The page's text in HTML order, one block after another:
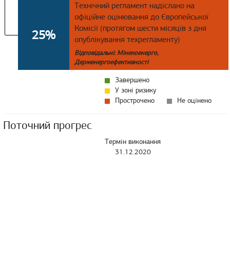
25%
Технічний регламент надіслано на
офіційне оцінювання до Європейської
Комісії (протягом шести місяців з дня
опублікування техрегламенту)
Відповідальні: Мінекоенерго,
Держенергоефективності
Завершено
У зоні ризику
Прострочено
Не оцінено
Поточний прогрес
Термін виконання
31.12.2020